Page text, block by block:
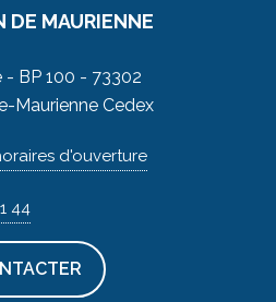
DE MAURIENNE
- BP 100 - 73302
Maurienne Cedex
d'ouverture
44